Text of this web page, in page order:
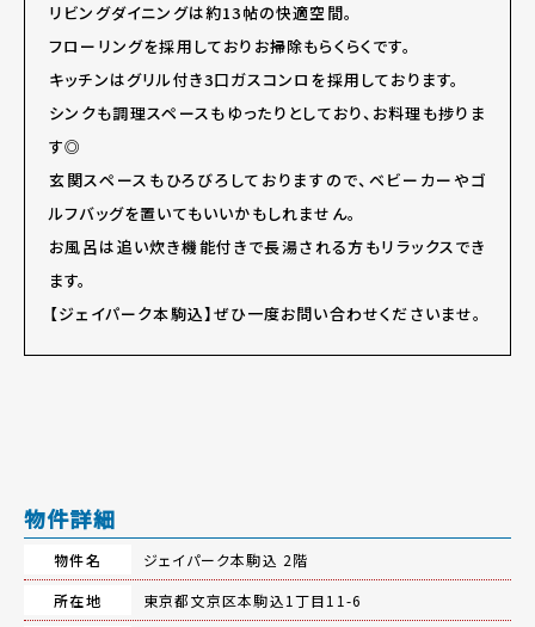
リビングダイニングは約13帖の快適空間。
フローリングを採用しておりお掃除もらくらくです。
キッチンはグリル付き3口ガスコンロを採用しております。
シンクも調理スペースもゆったりとしており、お料理も捗りま
す◎
玄関スペースもひろびろしておりますので、ベビーカーやゴ
ルフバッグを置いてもいいかもしれません。
お風呂は追い炊き機能付きで長湯される方もリラックスでき
ます。
【ジェイパーク本駒込】ぜひ一度お問い合わせくださいませ。
物件詳細
物件名
ジェイパーク本駒込 2階
所在地
東京都文京区本駒込1丁目11-6